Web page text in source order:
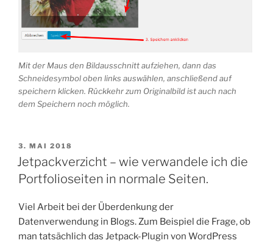
Mit der Maus den Bildausschnitt aufziehen, dann das
Schneidesymbol oben links auswählen, anschließend auf
speichern klicken. Rückkehr zum Originalbild ist auch nach
dem Speichern noch möglich.
VERÖFFENTLICHT
AM
3. MAI 2018
Jetpackverzicht – wie verwandele ich die
Portfolioseiten in normale Seiten.
Viel Arbeit bei der Überdenkung der
Datenverwendung in Blogs. Zum Beispiel die Frage, ob
man tatsächlich das Jetpack-Plugin von WordPress